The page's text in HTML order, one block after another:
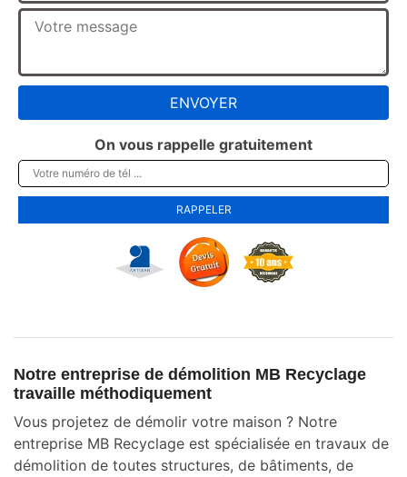
On vous rappelle gratuitement
Notre entreprise de démolition MB Recyclage
travaille méthodiquement
Vous projetez de démolir votre maison ? Notre
entreprise MB Recyclage est spécialisée en travaux de
démolition de toutes structures, de bâtiments, de